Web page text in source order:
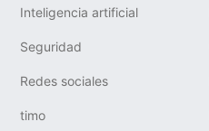
Inteligencia artificial
Seguridad
Redes sociales
timo